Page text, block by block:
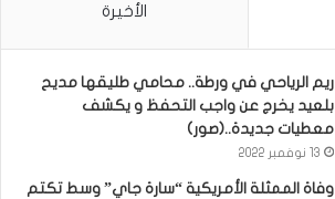
الأخيرة
ريم الرياحي في ورطة.. محامي طليقها مديح
بلعيد يخرج عن واجب التحفظ و يكشف
معطيات جديدة..(صور)
13 نوفمبر 2022
وفاة الممثلة الأمريكية “سارة جاي” وسط تكتم